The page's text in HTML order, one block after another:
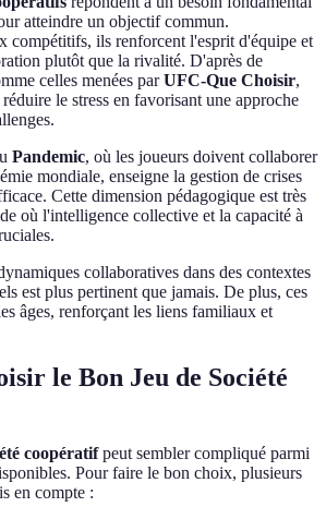
atteindre un objectif commun.
compétitifs, ils renforcent l'esprit d'équipe et
plutôt que la rivalité. D'après de
celles menées parUFC-Que Choisir,
le stress en favorisant une approche
Pandemic, où les joueurs doivent collaborer
mondiale, enseigne la gestion de crises
Cette dimension pédagogique est très
où l'intelligence collective et la capacité à
collaboratives dans des contextes
est plus pertinent que jamais. De plus, ces
âges, renforçant les liens familiaux et
le Bon Jeu de Société
coopératifpeut sembler compliqué parmi
Pour faire le bon choix, plusieurs
en compte :